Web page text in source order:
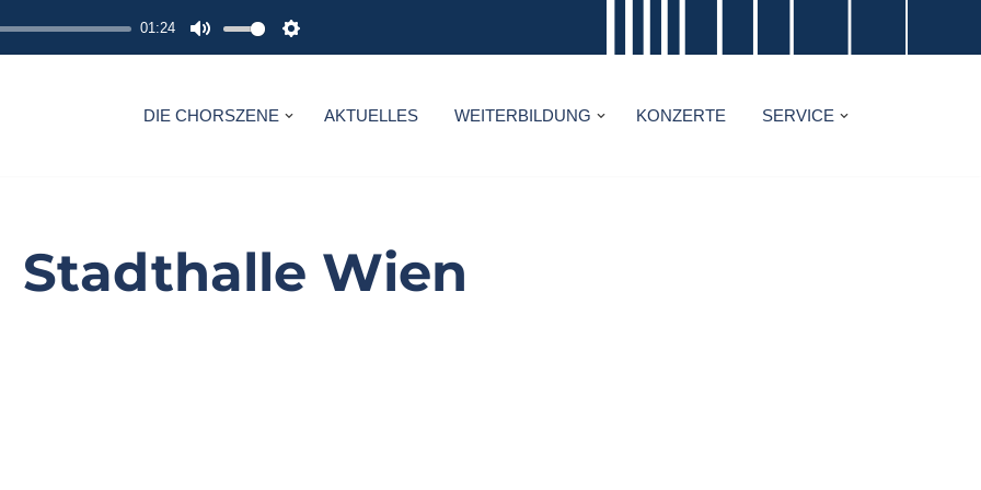
01:24
M
T
S
T
S
DIE CHORSZENE AKTUELLES WEITERBILDUNG KONZERTE SERVICE
Stadthalle Wien